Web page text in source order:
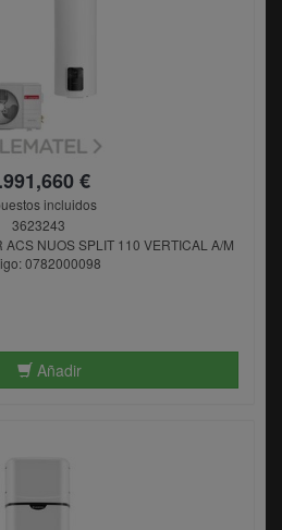
€
incluidos
3623243
NUOS SPLIT 110 VERTICAL A/M
0782000098
Añadir